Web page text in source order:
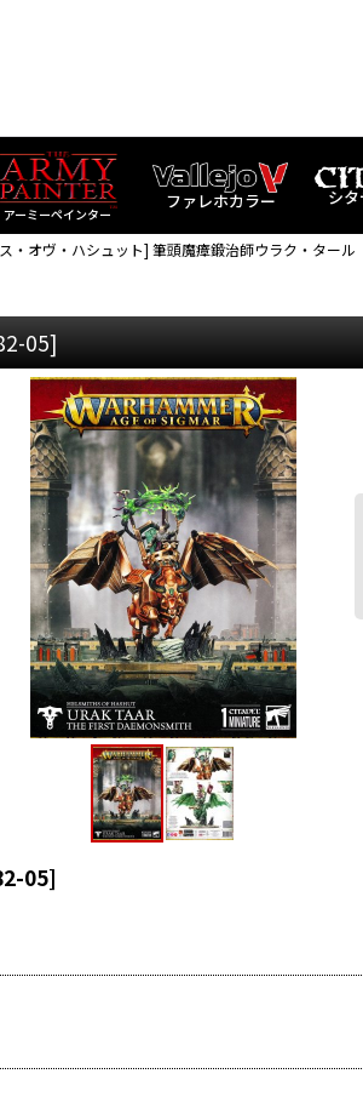
アーミーペインター
ファレホカラー シ
・オヴ・ハシュット] 筆頭魔瘴鍛治師ウラク・タール
05]
05]